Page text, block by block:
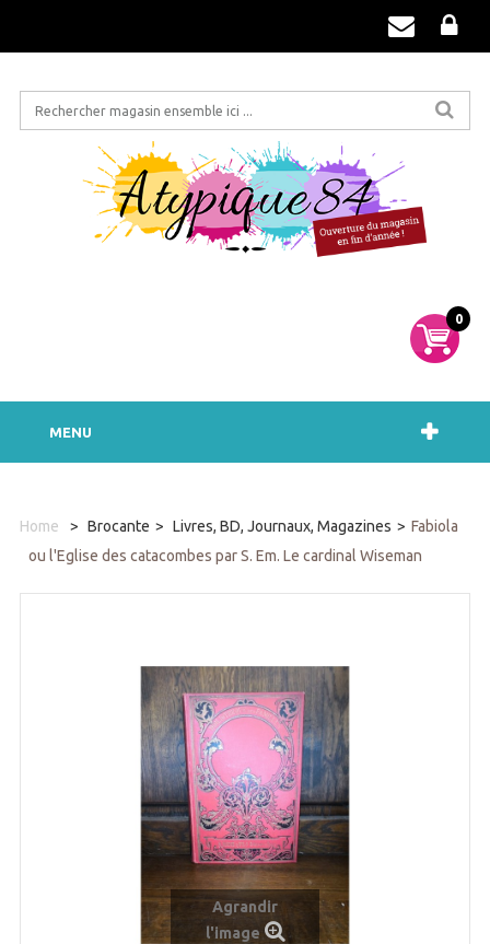
0
MENU
Home > Brocante > Livres, BD, Journaux, Magazines > Fabiola
ou l'Eglise des catacombes par S. Em. Le cardinal Wiseman
Agrandir
l'image